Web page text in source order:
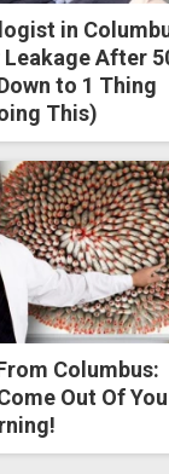
in
Leakage After
to 1 Thing
This)
Columbus:
Out Of